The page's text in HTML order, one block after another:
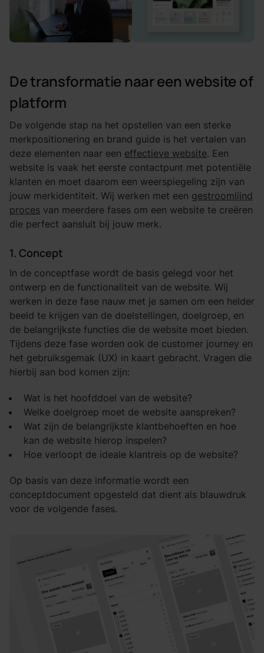
De transformatie naar een website of
platform
De volgende stap na het opstellen van een sterke
merkpositionering en brand guide is het vertalen van
deze elementen naar een effectieve website. Een
website is vaak het eerste contactpunt met potentiële
klanten en moet daarom een weerspiegeling zijn van
jouw merkidentiteit. Wij werken met een gestroomlijnd
proces van meerdere fases om een website te creëren
die perfect aansluit bij jouw merk.
1. Concept
In de conceptfase wordt de basis gelegd voor het
ontwerp en de functionaliteit van de website. Wij
werken in deze fase nauw met je samen om een helder
beeld te krijgen van de doelstellingen, doelgroep, en
de belangrijkste functies die de website moet bieden.
Tijdens deze fase worden ook de customer journey en
het gebruiksgemak (UX) in kaart gebracht. Vragen die
hierbij aan bod komen zijn:
Wat is het hoofddoel van de website?
Welke doelgroep moet de website aanspreken?
Wat zijn de belangrijkste klantbehoeften en hoe
kan de website hierop inspelen?
Hoe verloopt de ideale klantreis op de website?
Op basis van deze informatie wordt een
conceptdocument opgesteld dat dient als blauwdruk
voor de volgende fases.